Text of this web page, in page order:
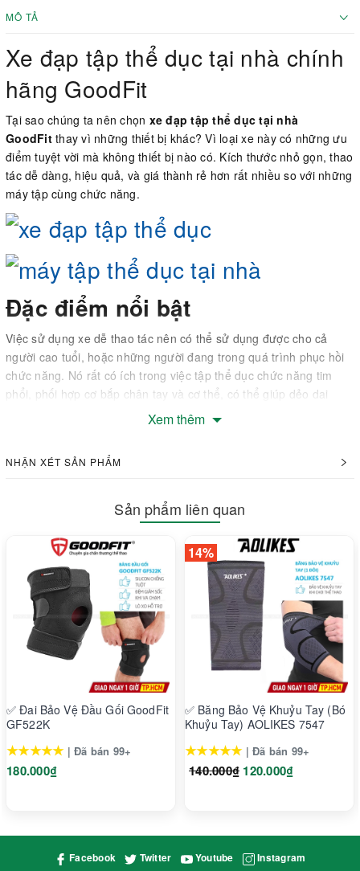
MÔ TẢ
Xe đạp tập thể dục tại nhà chính
hãng GoodFit
Tại sao chúng ta nên chọn xe đạp tập thể dục tại nhà
GoodFitthay vì những thiết bị khác? Vì loại xe này có những ưu
điểm tuyệt vời mà không thiết bị nào có. Kích thước nhỏ gọn, thao
tác dễ dàng, hiệu quả, và giá thành rẻ hơn rất nhiều so với những
máy tập cùng chức năng.
Đặc điểm nổi bật
Việc sử dụng xe dễ thao tác nên có thể sử dụng được cho cả
người cao tuổi, hoặc những người đang trong quá trình phục hồi
chức năng. Nó rất có ích trong việc tập thể dục chức năng tim
phổi, phối hợp cơ bắp chân tay và cơ thể, có thể giúp dẻo dai
xương khớp, thúc đẩy lưu thông máu, giảm mỡ thừa hiệu quả
Xem thêm
NHẬN XÉT SẢN PHẨM
Sản phẩm liên quan
✅ Đai Bảo Vệ Đầu Gối GoodFit
GF522K
★★★★★ | Đã bán 99+
180.000₫
14%
✅ Băng Bảo Vệ Khuỷu Tay (Bó
Khuỷu Tay) AOLIKES 7547
★★★★★ | Đã bán 99+
140.000₫ 120.000₫
Facebook Twitter Youtube Instagram